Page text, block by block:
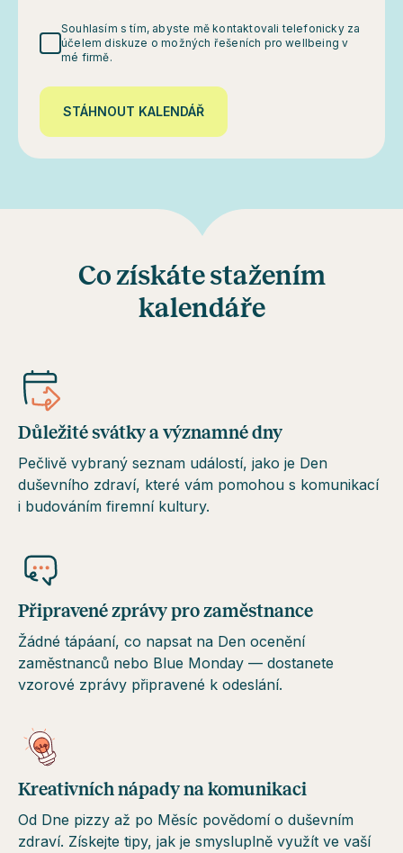
Souhlasím s tím, abyste mě kontaktovali telefonicky za
účelem diskuze o možných řešeních pro wellbeing v
mé firmě.
STÁHNOUT KALENDÁŘ
Co získáte stažením
kalendáře
Důležité svátky a významné dny
Pečlivě vybraný seznam událostí, jako je Den
duševního zdraví, které vám pomohou s komunikací
i budováním firemní kultury.
Připravené zprávy pro zaměstnance
Žádné tápáaní, co napsat na Den ocenění
zaměstnanců nebo Blue Monday — dostanete
vzorové zprávy připravené k odeslání.
Kreativních nápady na komunikaci
Od Dne pizzy až po Měsíc povědomí o duševním
zdraví. Získejte tipy, jak je smysluplně využít ve vaší